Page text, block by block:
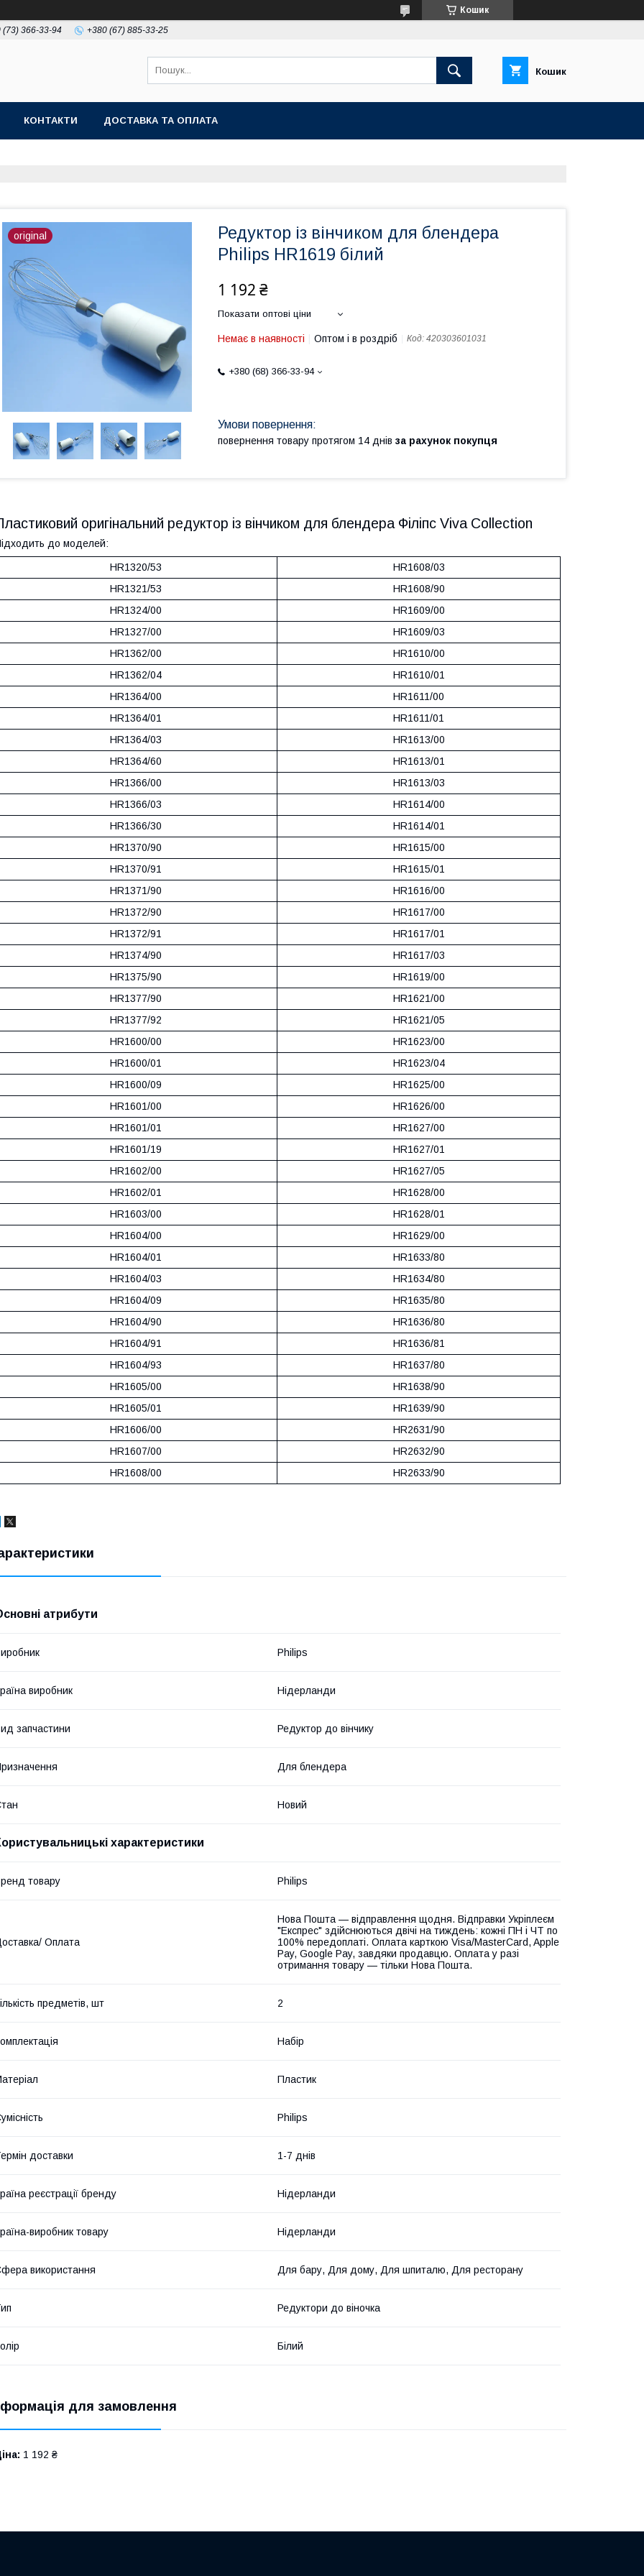
Кошик
(73) 366-33-94 +380 (67) 885-33-25
Кошик
КОНТАКТИ ДОСТАВКА ТА ОПЛАТА
original
Редуктор із вінчиком для блендера
Philips HR1619 білий
1 192 ₴
Показати оптові ціни
Немає в наявності Оптом і в роздріб Код: 420303601031
+380 (68) 366-33-94
повернення товару протягом 14 днів за рахунок покупця
оригінальний редуктор із вінчиком для блендера Філіпс Viva Collection
до моделей:
HR1320/53
HR1608/03
HR1321/53
HR1608/90
HR1324/00
HR1609/00
HR1327/00
HR1609/03
HR1362/00
HR1610/00
HR1362/04
HR1610/01
HR1364/00
HR1611/00
HR1364/01
HR1611/01
HR1364/03
HR1613/00
HR1364/60
HR1613/01
HR1366/00
HR1613/03
HR1366/03
HR1614/00
HR1366/30
HR1614/01
HR1370/90
HR1615/00
HR1370/91
HR1615/01
HR1371/90
HR1616/00
HR1372/90
HR1617/00
HR1372/91
HR1617/01
HR1374/90
HR1617/03
HR1375/90
HR1619/00
HR1377/90
HR1621/00
HR1377/92
HR1621/05
HR1600/00
HR1623/00
HR1600/01
HR1623/04
HR1600/09
HR1625/00
HR1601/00
HR1626/00
HR1601/01
HR1627/00
HR1601/19
HR1627/01
HR1602/00
HR1627/05
HR1602/01
HR1628/00
HR1603/00
HR1628/01
HR1604/00
HR1629/00
HR1604/01
HR1633/80
HR1604/03
HR1634/80
HR1604/09
HR1635/80
HR1604/90
HR1636/80
HR1604/91
HR1636/81
HR1604/93
HR1637/80
HR1605/00
HR1638/90
HR1605/01
HR1639/90
HR1606/00
HR2631/90
HR1607/00
HR2632/90
HR1608/00
HR2633/90
атрибути
Philips
виробник Нідерланди
запчастини Редуктор до вінчику
Для блендера
Новий
характеристики
товару Philips
Оплата
Нова Пошта — відправлення щодня. Відправки Укріплеєм
"Експрес" здійснюються двічі на тиждень: кожні ПН і ЧТ по
100% передоплаті. Оплата карткою Visa/MasterCard, Apple
Pay, Google Pay, завдяки продавцю. Оплата у разі
отримання товару — тільки Нова Пошта.
предметів, шт 2
Набір
Пластик
Philips
доставки 1-7 днів
реєстрації бренду Нідерланди
виробник товару Нідерланди
використання Для бару, Для дому, Для шпиталю, Для ресторану
Редуктори до віночка
Білий
для замовлення
1 192 ₴